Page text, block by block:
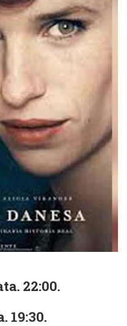
22:00.
19:30.